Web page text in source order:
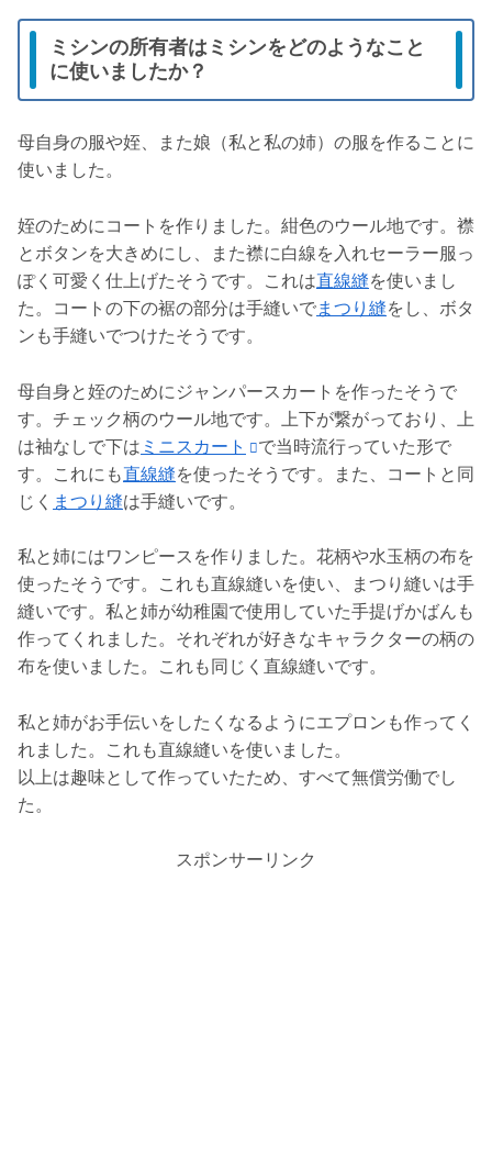
ミシンの所有者はミシンをどのようなこと
に使いましたか？
母自身の服や姪、また娘（私と私の姉）の服を作ることに
使いました。
姪のためにコートを作りました。紺色のウール地です。襟
とボタンを大きめにし、また襟に白線を入れセーラー服っ
ぽく可愛く仕上げたそうです。これは直線縫を使いまし
た。コートの下の裾の部分は手縫いでまつり縫をし、ボタ
ンも手縫いでつけたそうです。
母自身と姪のためにジャンパースカートを作ったそうで
す。チェック柄のウール地です。上下が繋がっており、上
は袖なしで下は ミニスカート
で当時流行っていた形で
す。これにも直線縫を使ったそうです。また、コートと同
じく まつり縫は手縫いです。
私と姉にはワンピースを作りました。花柄や水玉柄の布を
使ったそうです。これも直線縫いを使い、まつり縫いは手
縫いです。私と姉が幼稚園で使用していた手提げかばんも
作ってくれました。それぞれが好きなキャラクターの柄の
布を使いました。これも同じく直線縫いです。
私と姉がお手伝いをしたくなるようにエプロンも作ってく
れました。これも直線縫いを使いました。
以上は趣味として作っていたため、すべて無償労働でし
た。
スポンサーリンク